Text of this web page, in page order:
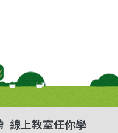
線上教室任你學